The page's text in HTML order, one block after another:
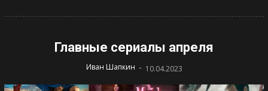
Главные сериалы апреля
Иван Шапкин - 10.04.2023